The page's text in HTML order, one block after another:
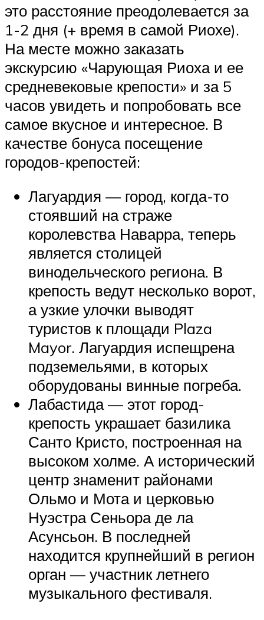
это расстояние преодолевается за
1-2 дня (+ время в самой Риохе).
На месте можно заказать
экскурсию «Чарующая Риоха и ее
средневековые крепости» и за 5
часов увидеть и попробовать все
самое вкусное и интересное. В
качестве бонуса посещение
городов-крепостей:
Лагуардия — город, когда-то
стоявший на страже
королевства Наварра, теперь
является столицей
винодельческого региона. В
крепость ведут несколько ворот,
а узкие улочки выводят
туристов к площади Plaza
Mayor. Лагуардия испещрена
подземельями, в которых
оборудованы винные погреба.
Лабастида — этот город-
крепость украшает базилика
Санто Кристо, построенная на
высоком холме. А исторический
центр знаменит районами
Ольмо и Мота и церковью
Нуэстра Сеньора де ла
Асунсьон. В последней
находится крупнейший в регион
орган — участник летнего
музыкального фестиваля.